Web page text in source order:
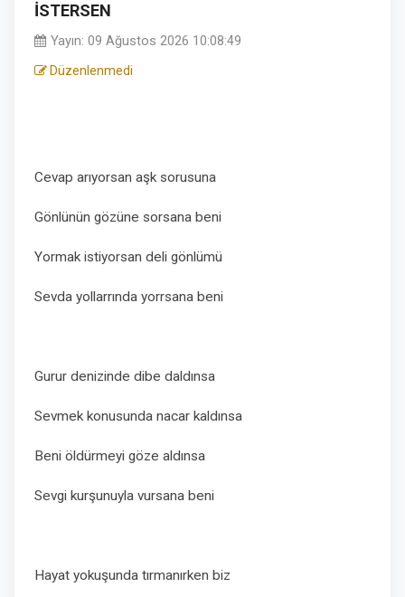
İSTERSEN
Yayın: 09 Ağustos 2026 10:08:49
Düzenlenmedi
Cevap arıyorsan aşk sorusuna
Gönlünün gözüne sorsana beni
Yormak istiyorsan deli gönlümü
Sevda yollarrında yorrsana beni
Gurur denizinde dibe daldınsa
Sevmek konusunda nacar kaldınsa
Beni öldürmeyi göze aldınsa
Sevgi kurşunuyla vursana beni
Hayat yokuşunda tırmanırken biz